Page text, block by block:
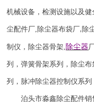
机械设备，检测设施以及
尘配件厂, 除尘器布袋厂, 除
制仪 ， 除尘器骨架,除尘器
列，弹簧骨架系列，除尘
列，脉冲除尘器控制仪系列
泊头市淼鑫除尘配件